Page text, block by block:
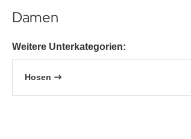
Damen
Weitere Unterkategorien:
Hosen